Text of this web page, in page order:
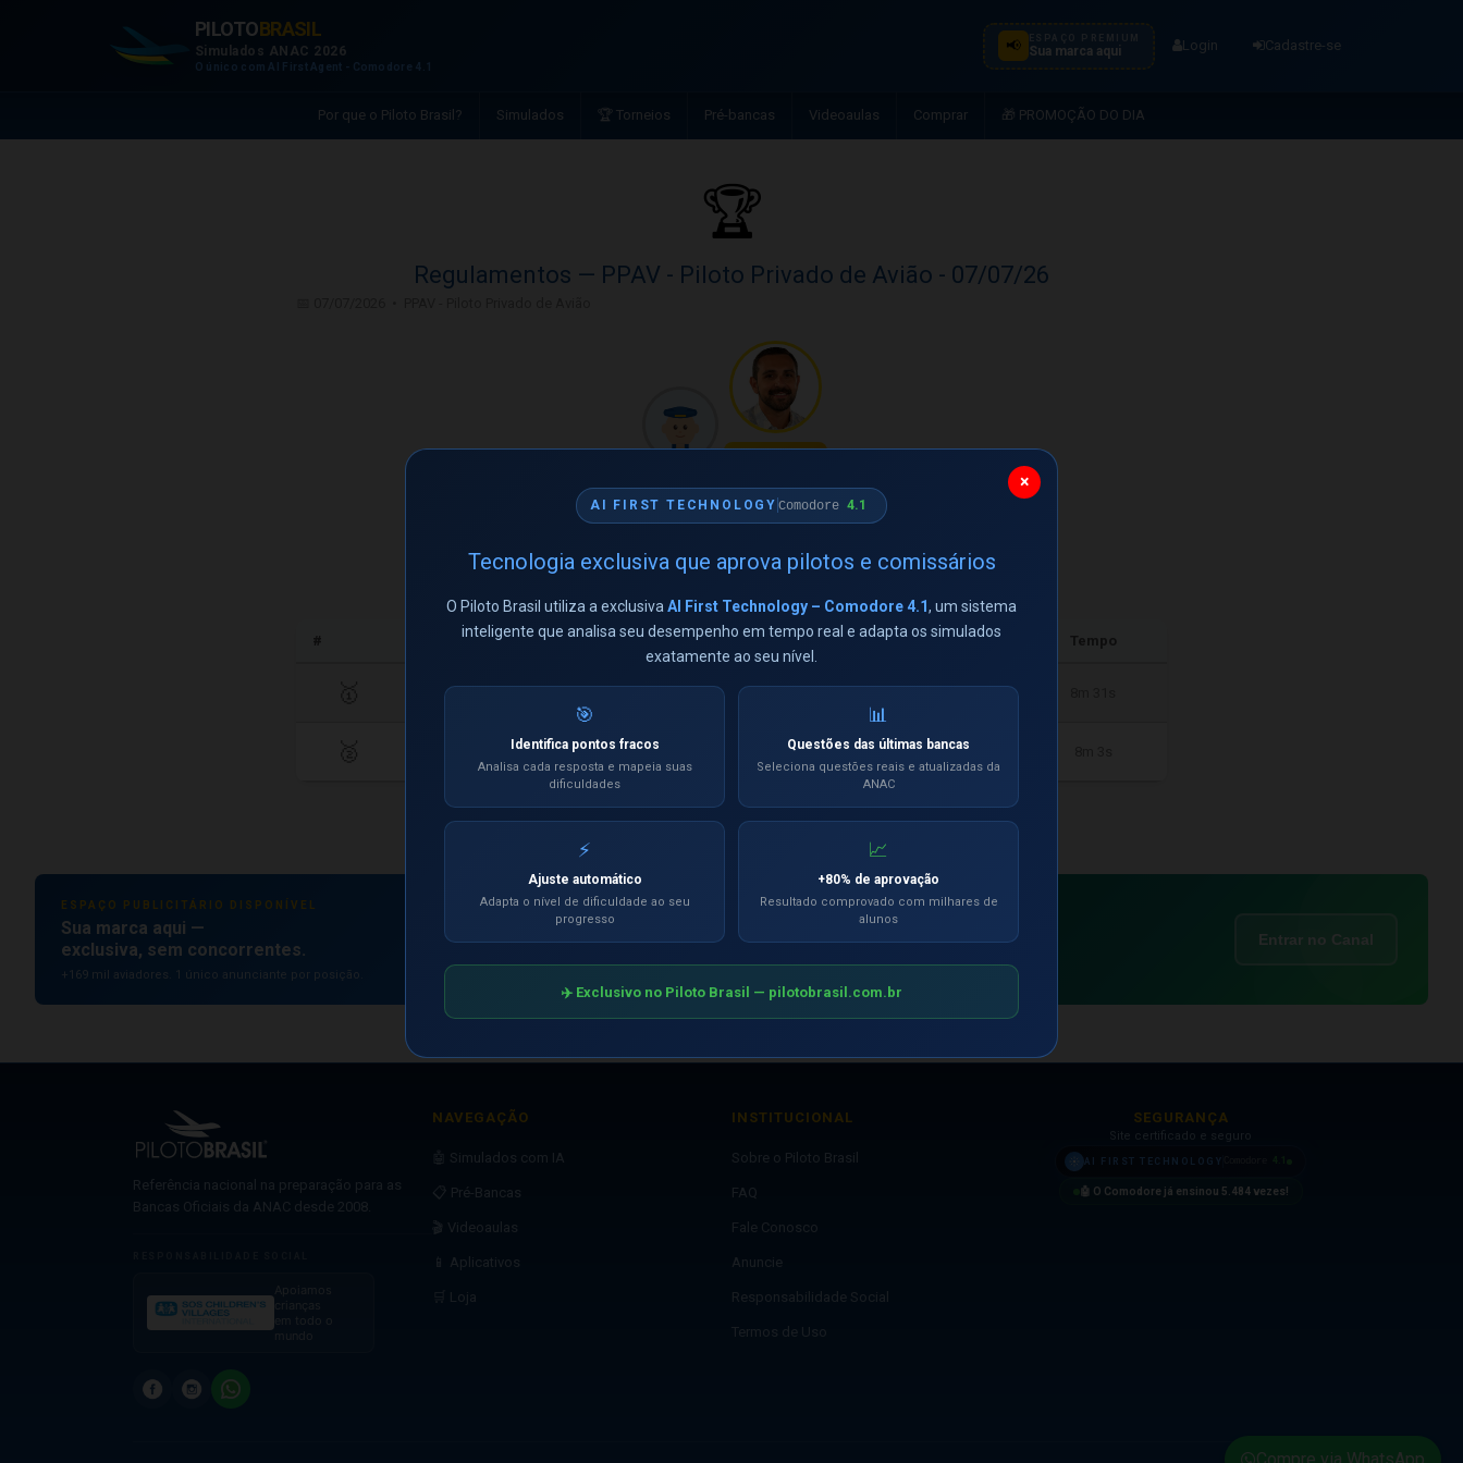
PILOTOBRASIL
Simulados ANAC 2026
O único com AI First Agent - Comodore 4.1
📢 Sua marca aqui Login Cadastre-se
Por que o Piloto Brasil? Simulados 🏆 Torneios Pré-bancas Videoaulas Comprar 🎁 PROMOÇÃO DO DIA
🏆
Regulamentos — PPAV - Piloto Privado de Avião - 07/07/26
🥈
celio
🥇
Leo
# Aluno Acertos Tempo
celio souza dos Santos 14/20
← Ver todos os torneios
ESPAÇO PUBLICITÁRIO DISPONÍVEL
Sua marca aqui —
exclusiva, sem concorrentes.
+169 mil aviadores. 1 único anunciante por posição.
Ver oportunidade →
CANAL OFICIAL
Siga nosso Canal
no WhatsApp
Entrar no Canal
Referência nacional na preparação para as
Bancas Oficiais da ANAC desde 2008.
Apoiamos
NAVEGAÇÃO
🤖 Simulados com IA
📋 Pré-Bancas
🎬 Videoaulas
📱 Aplicativos
🛒 Loja
INSTITUCIONAL
Sobre o Piloto Brasil
FAQ
Fale Conosco
Anuncie
Responsabilidade Social
Termos de Uso
SEGURANÇA
Site certificado e seguro
AI FIRST TECHNOLOGY
🤖 O Comodore já ensinou 5.484vezes!
×
AI FIRST TECHNOLOGY Comodore4.1
Tecnologia exclusiva que aprova pilotos e comissários
O Piloto Brasil utiliza a exclusiva AI First Technology – Comodore 4.1, um sistema
inteligente que analisa seu desempenho em tempo real e adapta os simulados
exatamente ao seu nível.
🎯
Identifica pontos fracos
Analisa cada resposta e mapeia suas
dificuldades
📊
Questões das últimas bancas
Seleciona questões reais e atualizadas da
ANAC
⚡
Ajuste automático
Adapta o nível de dificuldade ao seu
progresso
📈
+80% de aprovação
Resultado comprovado com milhares de
alunos
✈️ Exclusivo no Piloto Brasil — pilotobrasil.com.br